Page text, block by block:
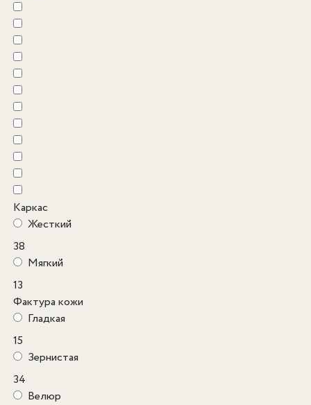
Каркас
Жесткий
38
Мягкий
13
Фактура кожи
Гладкая
15
Зернистая
34
Велюр